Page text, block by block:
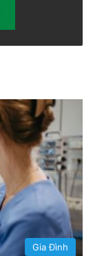
Gia Đình